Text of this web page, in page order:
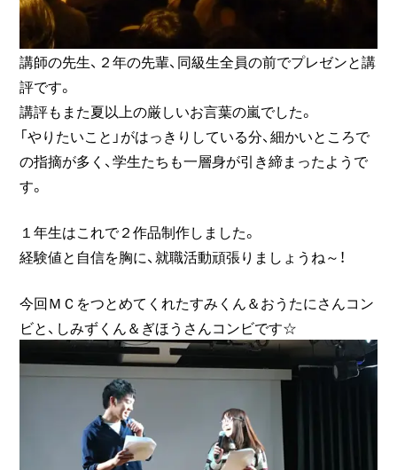
講師の先生、２年の先輩、同級生全員の前でプレゼンと講
評です。
講評もまた夏以上の厳しいお言葉の嵐でした。
「やりたいこと」がはっきりしている分、細かいところで
の指摘が多く、学生たちも一層身が引き締まったようで
す。
１年生はこれで２作品制作しました。
経験値と自信を胸に、就職活動頑張りましょうね～！
今回ＭＣをつとめてくれたすみくん＆おうたにさんコン
ビと、しみずくん＆ぎほうさんコンビです☆